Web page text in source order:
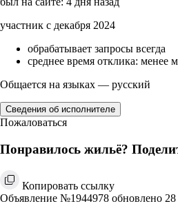
участник с декабря 2024
обрабатывает запросы всегда
среднее время отклика: менее
Общается на языках — русский
Сведения об исполнителе
Пожаловаться
Понравилось жильё?
Копировать ссылку
Объявление №1944978 обновлено 28